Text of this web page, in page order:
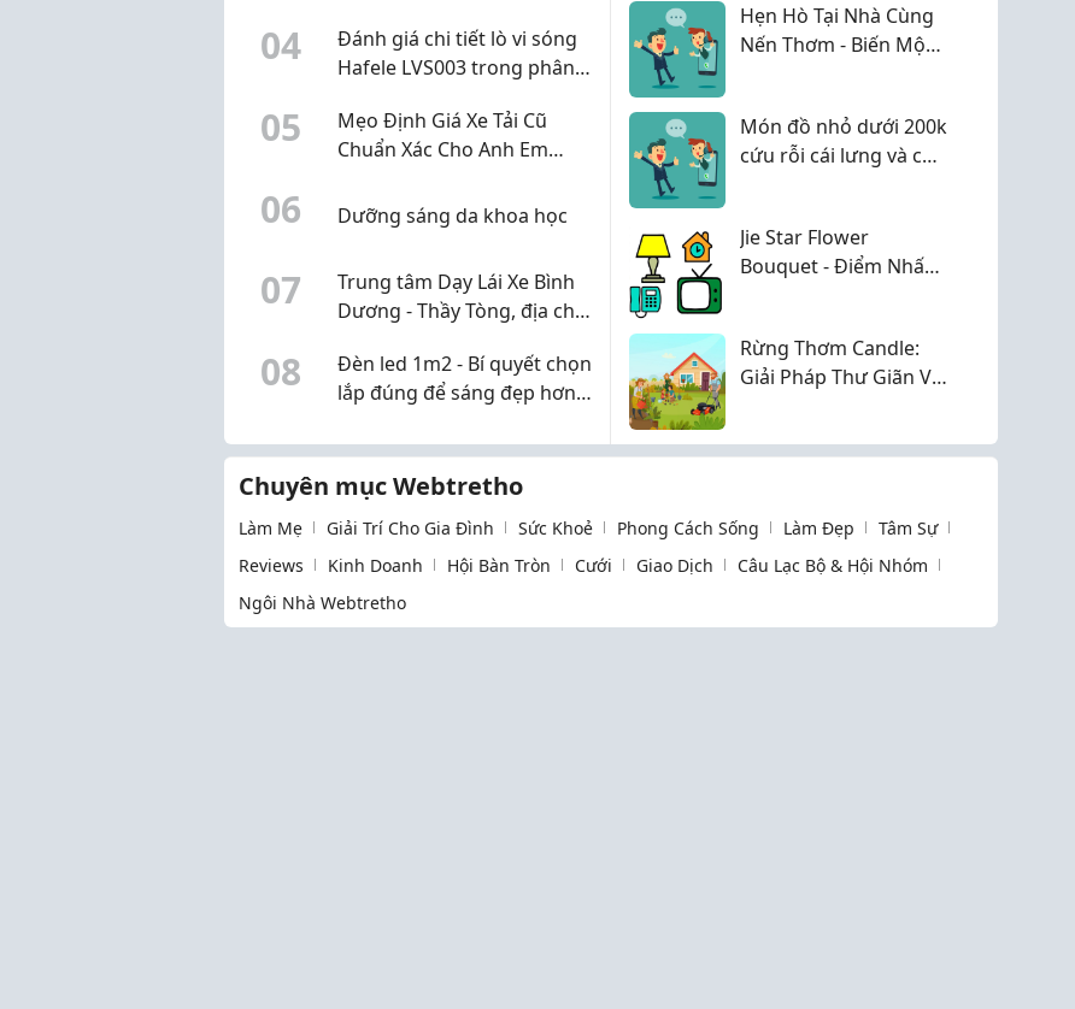
04
Đánh giá chi tiết lò vi sóng
Hafele LVS003 trong phân
05
Mẹo Định Giá Xe Tải Cũ
Chuẩn Xác Cho Anh Em
06 Dưỡng sáng da khoa học
07
Trung tâm Dạy Lái Xe Bình
Dương - Thầy Tòng, địa chỉ
08
Đèn led 1m2 - Bí quyết chọn
lắp đúng để sáng đẹp hơn
Hẹn Hò Tại Nhà Cùng
Nến Thơm - Biến Một
Nhớ
Món đồ nhỏ dưới 200k
cứu rỗi cái lưng và cổ
tiếng/ngày!
Jie Star Flower
Bouquet - Điểm Nhấn
Rừng Thơm Candle:
Giải Pháp Thư Giãn Và
Chuyên mục Webtretho
Làm Mẹ Giải Trí Cho Gia Đình Sức Khoẻ Phong Cách Sống Làm Đẹp
Tâm Sự
Reviews
Kinh Doanh Hội Bàn Tròn Cưới Giao Dịch
Câu Lạc Bộ & Hội Nhóm
Ngôi Nhà Webtretho